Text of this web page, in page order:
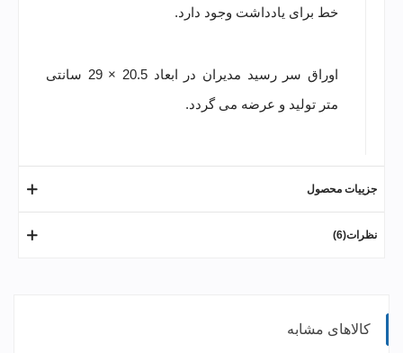
خط برای یادداشت وجود دارد.
اوراق سر رسید مدیران در ابعاد 20.5 × 29 سانتی
متر تولید و عرضه می گردد.
جزییات محصول
نظرات(6)
کالاهای مشابه